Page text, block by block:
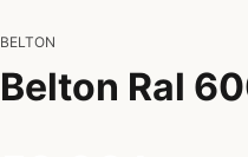
BELTON
Belton Ral